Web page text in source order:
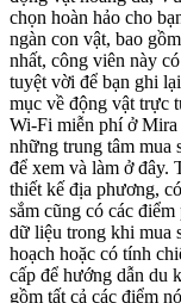
chọn hoàn hảo cho
ngàn con vật, bao
nhất, công viên này
tuyệt vời để bạn ghi
mục về động vật trực
Wi-Fi miễn phí ở
những trung tâm mua
để xem và làm ở đây.
thiết kế địa phương,
sắm cũng có các
dữ liệu trong khi
hoạch hoặc có tính
cấp để hướng dẫn du
gồm tất cả các điểm